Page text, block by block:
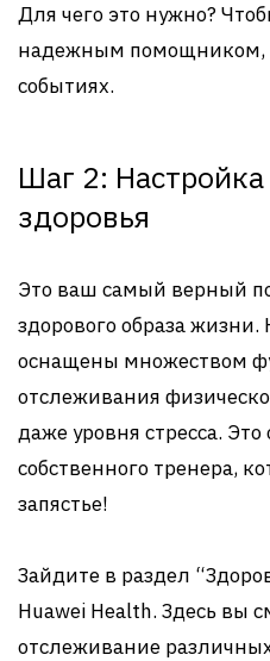
Для чего это нужно?
надежным помощником,
событиях.
Шаг 2:
здоровья
Это ваш самый верный
здорового образа жизни.
оснащены множеством
отслеживания
даже уровня стресса.
собственного тренера,
запястье!
Зайдите в раздел
Huawei Health. Здесь вы
отслеживание